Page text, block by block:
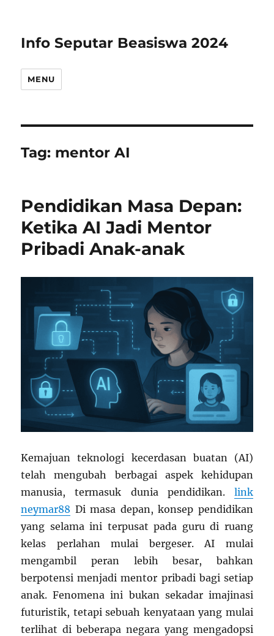
Info Seputar Beasiswa 2024
MENU
Tag: mentor AI
Pendidikan Masa Depan:
Ketika AI Jadi Mentor
Pribadi Anak-anak
Kemajuan teknologi kecerdasan buatan (AI)
telah mengubah berbagai aspek kehidupan
manusia, termasuk dunia pendidikan. link
neymar88 Di masa depan, konsep pendidikan
yang selama ini terpusat pada guru di ruang
kelas perlahan mulai bergeser. AI mulai
mengambil peran lebih besar, bahkan
berpotensi menjadi mentor pribadi bagi setiap
anak. Fenomena ini bukan sekadar imajinasi
futuristik, tetapi sebuah kenyataan yang mulai
terlihat di beberapa negara yang mengadopsi